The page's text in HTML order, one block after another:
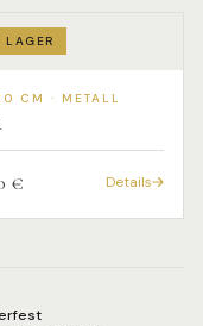
LAGER
CM · METALL
€ Details